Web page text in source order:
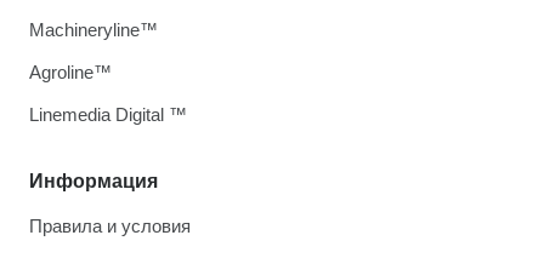
Информация
Правила и условия
Machineryline™
Agroline™
Linemedia Digital ™